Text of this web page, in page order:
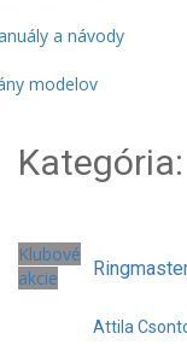
a návody
modelov
Kategória:
Klubové
akcie
Attila